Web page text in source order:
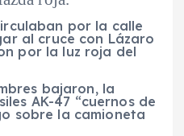
por la calle
al cruce con Lázaro
por la luz roja del
bajaron, la
AK-47 “cuernos de
sobre la camioneta